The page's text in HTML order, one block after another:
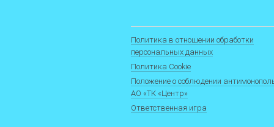
Политика в отношении обработки
персональных данных
Политика Cookie
Положение о соблюдении
АО «ТК «Центр»
Ответственная игра